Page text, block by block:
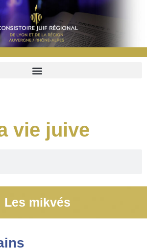
vie juive
Les mikvés